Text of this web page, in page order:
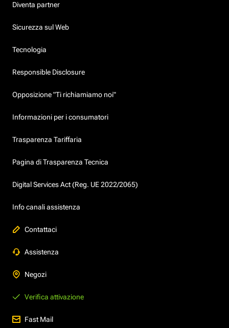
Diventa partner
Sicurezza sul Web
Tecnologia
Responsible Disclosure
Opposizione "Ti richiamiamo noi"
Informazioni per i consumatori
Trasparenza Tariffaria
Pagina di Trasparenza Tecnica
Digital Services Act (Reg. UE 2022/2065)
Info canali assistenza
Contattaci
Assistenza
Negozi
Verifica attivazione
Fast Mail